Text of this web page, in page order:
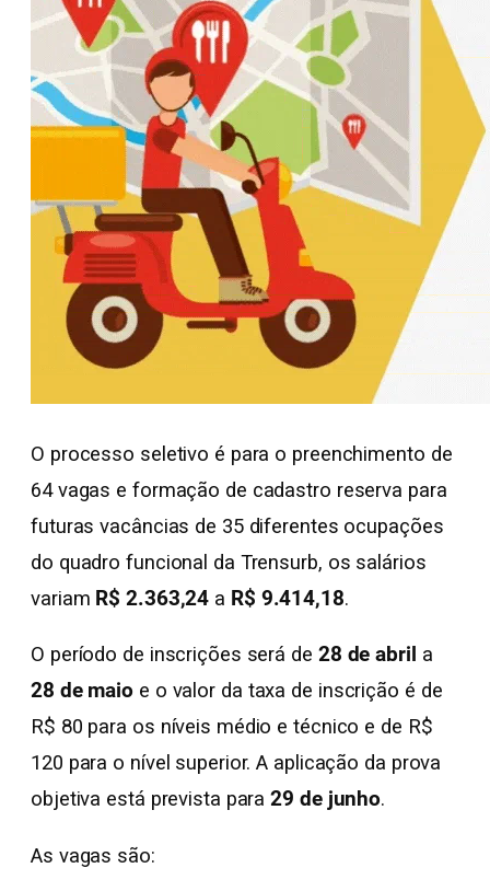
O processo seletivo é para o preenchimento de
64 vagas e formação de cadastro reserva para
futuras vacâncias de 35 diferentes ocupações
do quadro funcional da Trensurb, os salários
variam R$ 2.363,24 a R$ 9.414,18.
O período de inscrições será de 28 de abril a
28 de maio e o valor da taxa de inscrição é de
R$ 80 para os níveis médio e técnico e de R$
120 para o nível superior. A aplicação da prova
objetiva está prevista para29 de junho.
As vagas são: